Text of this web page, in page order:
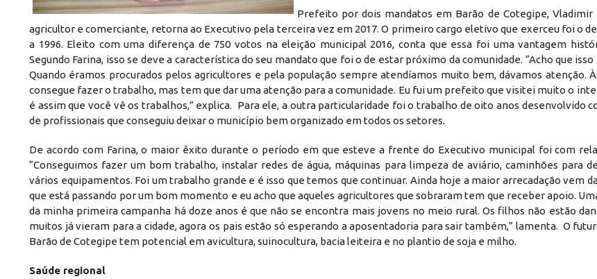
Prefeito por dois mandatos em Barão de Cotegipe, Vladimir
agricultor e comerciante, retorna ao Executivo pela terceira vez em 2017. O primeiro cargo eletivo que exerceu foi o
a 1996. Eleito com uma diferença de 750 votos na eleição municipal 2016, conta que essa foi uma vantagem
Segundo Farina, isso se deve a característica do seu mandato que foi o de estar próximo da comunidade. “Acho que isso
Quando éramos procurados pelos agricultores e pela população sempre atendíamos muito bem, dávamos atenção.
consegue fazer o trabalho, mas tem que dar uma atenção para a comunidade. Eu fui um prefeito que visitei muito o
é assim que você vê os trabalhos,” explica. Para ele, a outra particularidade foi o trabalho de oito anos desenvolvido
de profissionais que conseguiu deixar o município bem organizado em todos os setores.
De acordo com Farina, o maior êxito durante o período em que esteve a frente do Executivo municipal foi com
“Conseguimos fazer um bom trabalho, instalar redes de água, máquinas para limpeza de aviário, caminhões para
vários equipamentos. Foi um trabalho grande e é isso que temos que continuar. Ainda hoje a maior arrecadação vem
que está passando por um bom momento e eu acho que aqueles agricultores que sobraram tem que receber apoio.
da minha primeira campanha há doze anos é que não se encontra mais jovens no meio rural. Os filhos não estão
muitos já vieram para a cidade, agora os pais estão só esperando a aposentadoria para sair também,” lamenta. O
Barão de Cotegipe tem potencial em avicultura, suinocultura, bacia leiteira e no plantio de soja e milho.
Saúde regional